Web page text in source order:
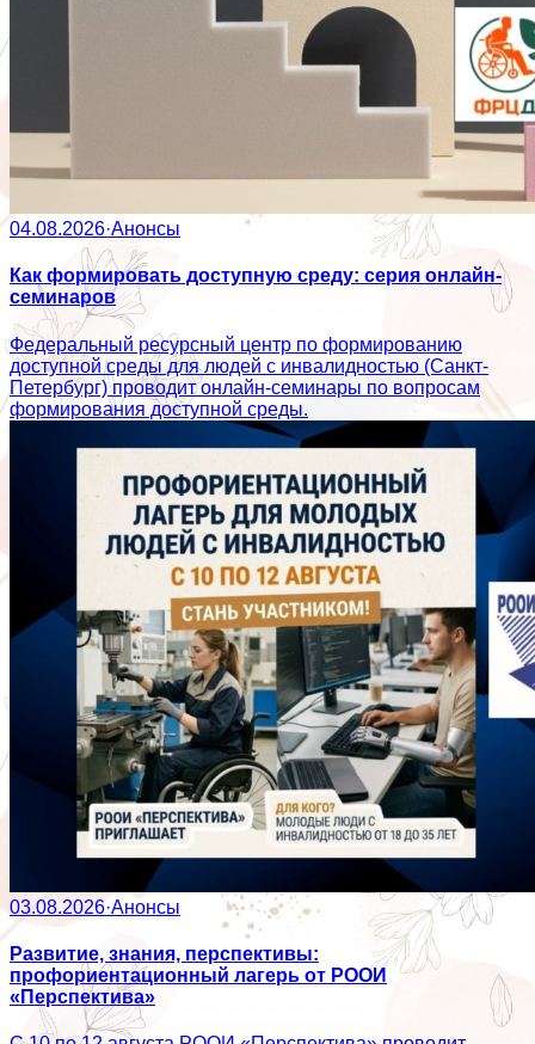
04.08.2026·Анонсы
Как формировать доступную среду: серия онлайн-
семинаров
Федеральный ресурсный центр по формированию
доступной среды для людей с инвалидностью (Санкт-
Петербург) проводит онлайн-семинары по вопросам
формирования доступной среды.
03.08.2026·Анонсы
Развитие, знания, перспективы:
профориентационный лагерь от РООИ
«Перспектива»